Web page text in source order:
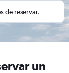
de reservar.
un